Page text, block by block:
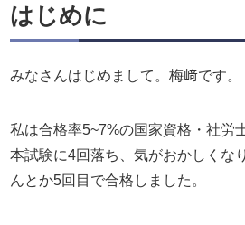
はじめに
みなさんはじめまして。梅﨑です。
私は合格率5~7%の国家資格・社労
本試験に4回落ち、気がおかしくな
んとか5回目で合格しました。